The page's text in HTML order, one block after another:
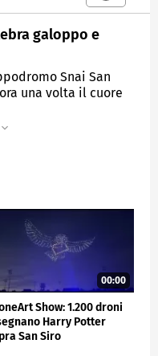
galoppo e
Snai San
una volta il cuore
Oaks d'Italia -
al pubblico delle
uno dei momenti
che ribadisce il
milanese.
ippico, chiude il
anche esperienze
stiamo attraendo a
battesimo
00:00
Show: 1.200 droni
Harry Potter
San Siro